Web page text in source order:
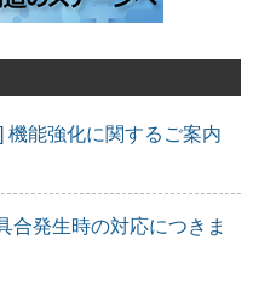
機能強化に関するご案内
合発生時の対応につきま